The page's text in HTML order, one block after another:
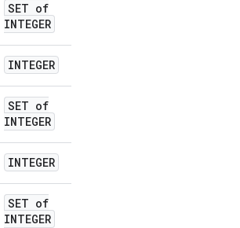
SET of
INTEGER
INTEGER
SET of
INTEGER
INTEGER
SET of
INTEGER